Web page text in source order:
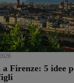
Firenze: 5 idee